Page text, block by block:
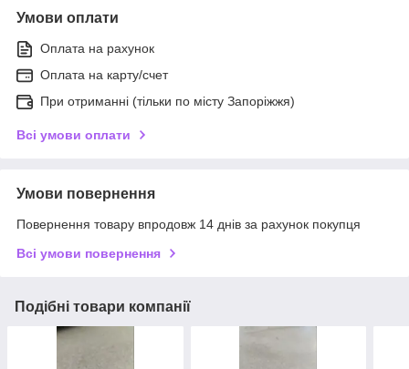
Умови оплати
Оплата на рахунок
Оплата на карту/счет
При отриманні (тільки по місту Запоріжжя)
Всі умови оплати
Умови повернення
Повернення товару впродовж 14 днів за рахунок покупця
Всі умови повернення
Подібні товари компанії